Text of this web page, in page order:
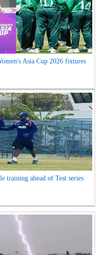
Asia Cup 2026 fixtures
training ahead of Test series